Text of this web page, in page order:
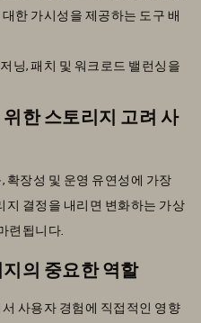
한 가시성을 제공하는 도구 배
닝, 패치 및 워크로드 밸런싱을
한 스토리지 고려 사
확장성 및 운영 유연성에 가장
지 결정을 내리면 변화하는 가상
련됩니다.
의 중요한 역할
사용자 경험에 직접적인 영향